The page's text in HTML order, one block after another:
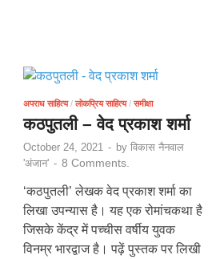
अपराध साहित्य/ लोकप्रिय साहित्य/ समीक्षा
कठपुतली – वेद प्रकाश शर्मा
October 24, 2021 - by विकास नैनवाल
'अंजान' - 8 Comments.
‘कठपुतली’ लेखक वेद प्रकाश शर्मा का
लिखा उपन्यास है। यह एक रोमांचकथा है
जिसके केंद्र में पच्चीस वर्षीय युवक
विनम्र भारद्वाज है। पढ़ें पुस्तक पर लिखी